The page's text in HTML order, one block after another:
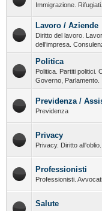
Immigrazione. Rifugiati.
Lavoro / Aziende
Diritto del lavoro.
dell’impresa.
Politica
Politica. Partiti politici.
Governo, Parlamento.
Previdenza /
Previdenza
Privacy
Privacy. Diritto all'oblio.
Professionisti
Professionisti.
Salute